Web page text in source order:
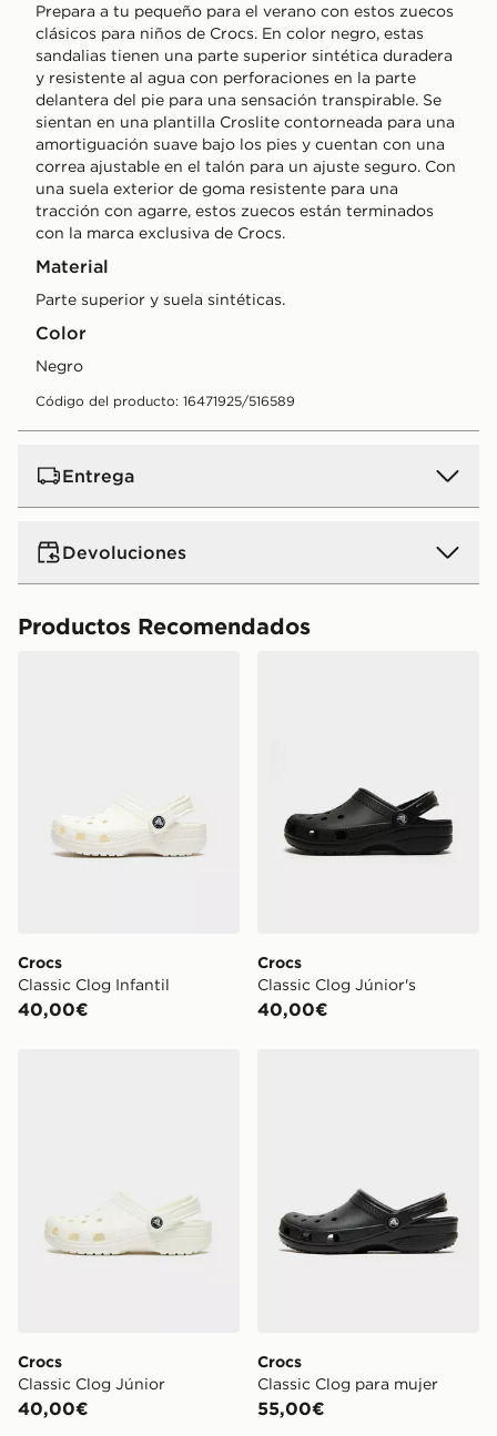
Prepara a tu pequeño para el verano con estos zuecos
clásicos para niños de Crocs. En color negro, estas
sandalias tienen una parte superior sintética duradera
y resistente al agua con perforaciones en la parte
delantera del pie para una sensación transpirable. Se
sientan en una plantilla Croslite contorneada para una
amortiguación suave bajo los pies y cuentan con una
correa ajustable en el talón para un ajuste seguro. Con
una suela exterior de goma resistente para una
tracción con agarre, estos zuecos están terminados
con la marca exclusiva de Crocs.
Material
Parte superior y suela sintéticas.
Color
negro
Código del producto: 16471925/516589
Entrega
Devoluciones
Productos Recomendados
Crocs
Classic Clog Infantil
40,00€
Crocs
Classic Clog Júnior's
40,00€
Crocs
Classic Clog Júnior
40,00€
Crocs
Classic Clog para mujer
55,00€